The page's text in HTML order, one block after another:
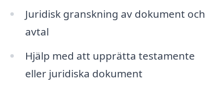
Juridisk granskning av dokument och
avtal
Hjälp med att upprätta testamente
eller juridiska dokument